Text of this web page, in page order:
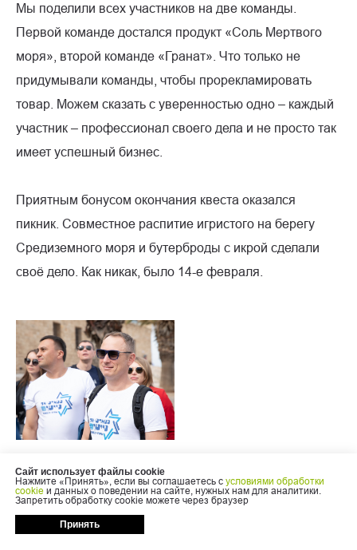
Мы поделили всех участников на две команды.
Первой команде достался продукт «Соль Мертвого
моря», второй команде «Гранат». Что только не
придумывали команды, чтобы прорекламировать
товар. Можем сказать с уверенностью одно – каждый
участник – профессионал своего дела и не просто так
имеет успешный бизнес.
Приятным бонусом окончания квеста оказался
пикник. Совместное распитие игристого на берегу
Средиземного моря и бутерброды с икрой сделали
своё дело. Как никак, было 14-е февраля.
Сайт использует файлы cookie
Нажмите «Принять», если вы соглашаетесь с условиями обработки
cookie и данных о поведении на сайте, нужных нам для аналитики.
Запретить обработку cookie можете через браузер
Принять